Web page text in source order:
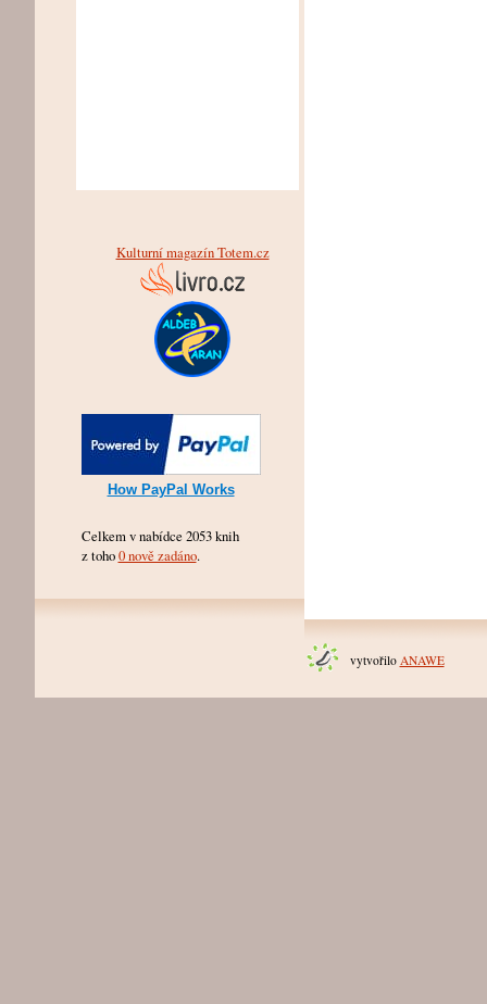
Kulturní magazín Totem.cz
How PayPal Works
Celkem v nabídce 2053 knih
z toho0 nově zadáno.
vytvořilo ANAWE